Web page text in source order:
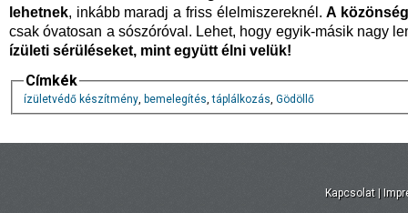
lehetnek, inkább maradj a friss élelmiszereknél.A
csak óvatosan a sószóróval. Lehet, hogy egyik-másik nagy
ízületi sérüléseket, mint együtt élni velük!
Címkék
ízületvédő készítmény, bemelegítés,táplálkozás, Gödöllő
Kapcsolat |